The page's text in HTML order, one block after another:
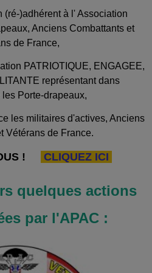
(ré-)adhérent à l' Association
Anciens Combattants et
de France,
PATRIOTIQUE, ENGAGEE,
représentant dans
les Porte-drapeaux,
les militaires d'actives, Anciens
Vétérans de France.
! CLIQUEZ ICI
quelques actions
par l'APAC :